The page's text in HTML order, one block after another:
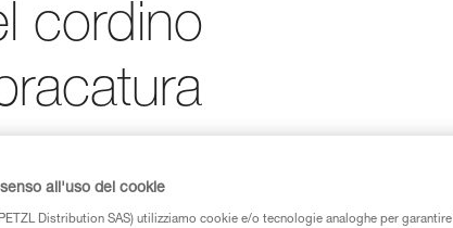
cordino
all'uso dei cookie
Distribution SAS) utilizziamo cookie e/o tecnologie analoghe per